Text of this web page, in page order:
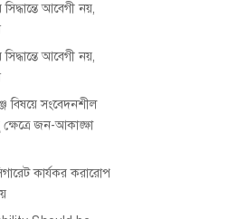
আবেগী নয়,
আবেগী নয়,
বিষয়ে সংবেদনশীল
জন-আকাঙ্ক্ষা
কার্যকর করারোপ